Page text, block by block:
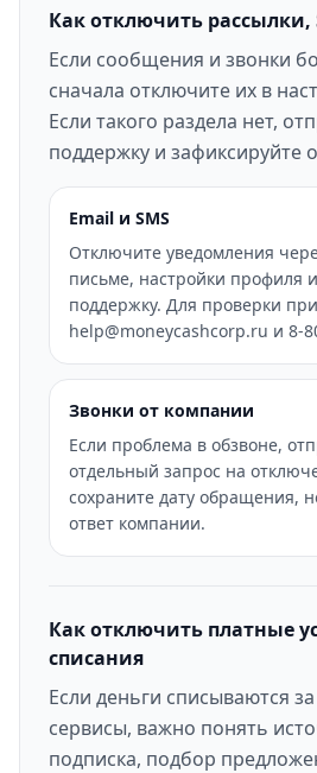
Как отключить рассылки,
Если сообщения и звонки
сначала отключите их в
Если такого раздела нет,
поддержку и зафиксируйте
Email и SMS
Отключите уведомления
письме, настройки профиля
поддержку. Для проверки
help@moneycashcorp.ru и 8-
Звонки от компании
Если проблема в обзвоне,
отдельный запрос на
сохраните дату обращения,
ответ компании.
Как отключить платные
списания
Если деньги списываются
сервисы, важно понять
подписка, подбор